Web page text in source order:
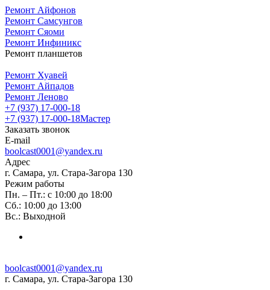
Ремонт Айфонов
Ремонт Самсунгов
Ремонт Сяоми
Ремонт Инфиникс
Ремонт планшетов
Ремонт Хуавей
Ремонт Айпадов
Ремонт Леново
+7 (937) 17-000-18
+7 (937) 17-000-18Мастер
Заказать звонок
E-mail
boolcast0001@yandex.ru
Адрес
г. Самара, ул. Стара-Загора 130
Режим работы
Пн. – Пт.: с 10:00 до 18:00
Сб.: 10:00 до 13:00
Вс.: Выходной
boolcast0001@yandex.ru
г. Самара, ул. Стара-Загора 130